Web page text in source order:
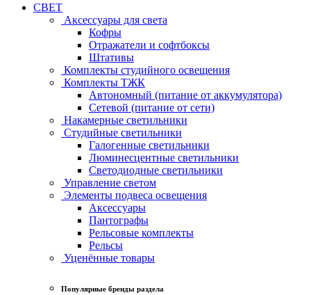
СВЕТ
Аксессуары для света
Кофры
Отражатели и софтбоксы
Штативы
Комплекты студийного освещения
Комплекты ТЖК
Автономный (питание от аккумулятора)
Сетевой (питание от сети)
Накамерные светильники
Студийные светильники
Галогенные светильники
Люминесцентные светильники
Светодиодные светильники
Управление светом
Элементы подвеса освещения
Аксессуары
Пантографы
Рельсовые комплекты
Рельсы
Уценённые товары
Популярные бренды раздела